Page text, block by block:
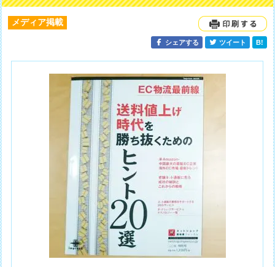
メディア掲載
シェアする ツイート B!